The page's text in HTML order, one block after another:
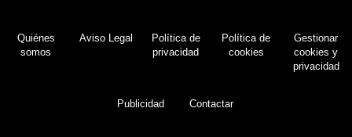
Quiénes
somos
Aviso Legal
Política de
privacidad
Política de
cookies
Gestionar
cookies y
privacidad
Publicidad Contactar